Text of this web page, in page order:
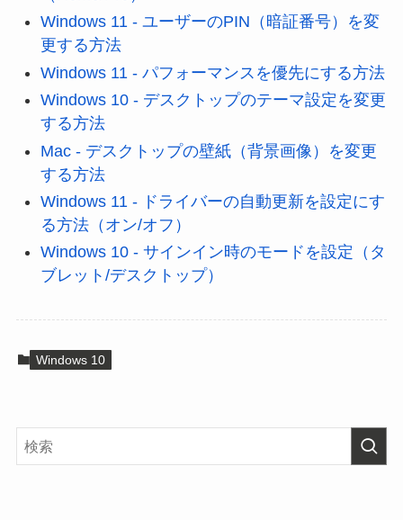
Windows 11 - ユーザーのPIN（暗証番号）を変
更する方法
Windows 11 - パフォーマンスを優先にする方法
Windows 10 - デスクトップのテーマ設定を変更
する方法
Mac - デスクトップの壁紙（背景画像）を変更
する方法
Windows 11 - ドライバーの自動更新を設定にす
る方法（オン/オフ）
Windows 10 - サインイン時のモードを設定（タ
ブレット/デスクトップ）
Windows 10